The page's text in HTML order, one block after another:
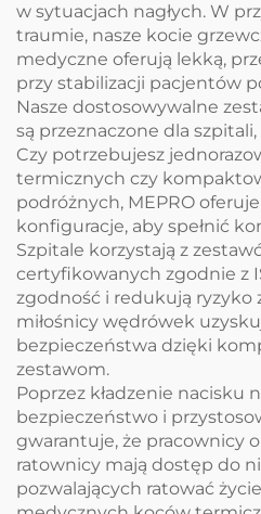
w sytuacjach nagłych. W
traumie, nasze kocie
medyczne oferują lekką,
przy stabilizacji pacjentów
Nasze dostosowywalne
są przeznaczone dla
Czy potrzebujesz
termicznych czy
podróżnych, MEPRO
konfiguracje, aby spełnić
Szpitale korzystają z
certyfikowanych zgodnie z
zgodność i redukują ryzyko
miłośnicy wędrówek
bezpieczeństwa dzięki
zestawom.
Poprzez kładzenie nacisku
bezpieczeństwo i
gwarantuje, że pracownicy
ratownicy mają dostęp do
pozwalających ratować